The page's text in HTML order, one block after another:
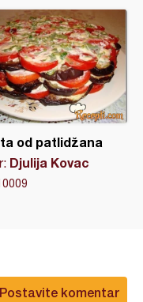
od patlidžana
Djulija Kovac
Postavite komentar